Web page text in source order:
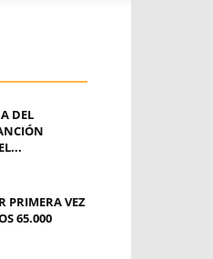
DEL
PRIMERA VEZ
65.000